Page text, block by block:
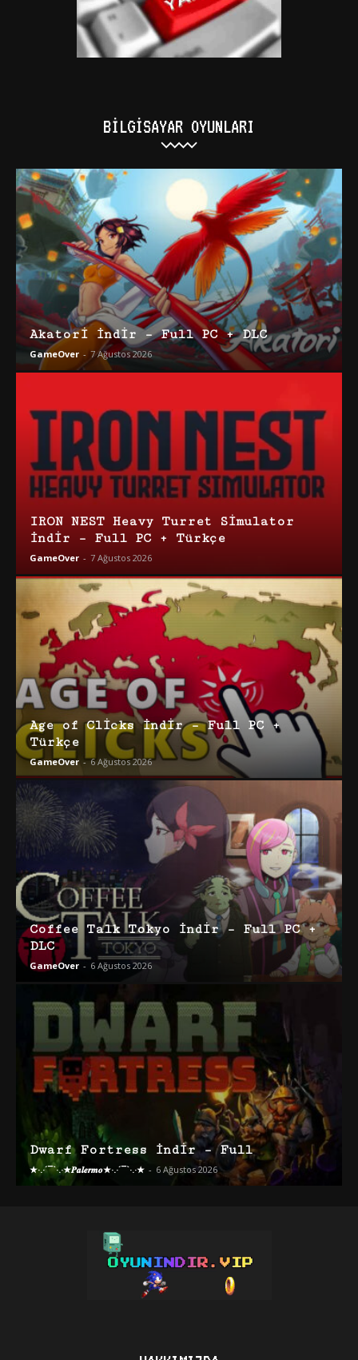
BILGISAYAR OYUNLARI
Akatori İndir – Full PC + DLC
GameOver - 7 Ağustos 2026
IRON NEST Heavy Turret Simulator
İndir – Full PC + Türkçe
GameOver - 7 Ağustos 2026
Age of Clicks İndir – Full PC +
Türkçe
GameOver - 6 Ağustos 2026
Coffee Talk Tokyo İndir – Full PC +
DLC
GameOver - 6 Ağustos 2026
Dwarf Fortress İndir – Full
★·.·´¯`·.·★𝑷𝒂𝒍𝒆𝒓𝒎𝒐★·.·´¯`·.·★ - 6 Ağustos 2026